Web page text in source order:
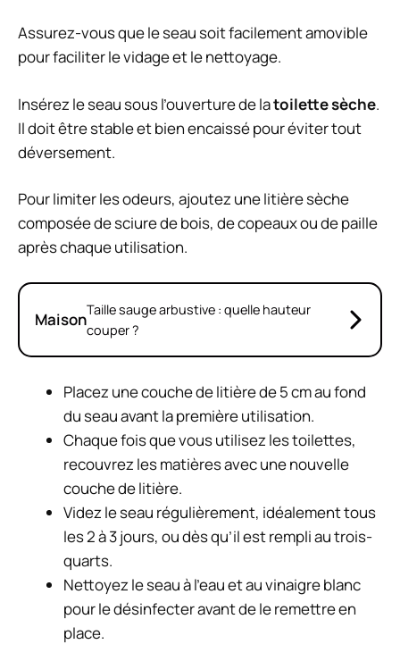
Assurez-vous que le seau soit facilement amovible
pour faciliter le vidage et le nettoyage.
Insérez le seau sous l’ouverture de latoilette sèche.
Il doit être stable et bien encaissé pour éviter tout
déversement.
Pour limiter les odeurs, ajoutez une litière sèche
composée de sciure de bois, de copeaux ou de paille
après chaque utilisation.
MaisonTaille sauge arbustive : quelle hauteur
couper ?
Placez une couche de litière de 5 cm au fond
du seau avant la première utilisation.
Chaque fois que vous utilisez les toilettes,
recouvrez les matières avec une nouvelle
couche de litière.
Videz le seau régulièrement, idéalement tous
les 2 à 3 jours, ou dès qu’il est rempli au trois-
quarts.
Nettoyez le seau à l’eau et au vinaigre blanc
pour le désinfecter avant de le remettre en
place.